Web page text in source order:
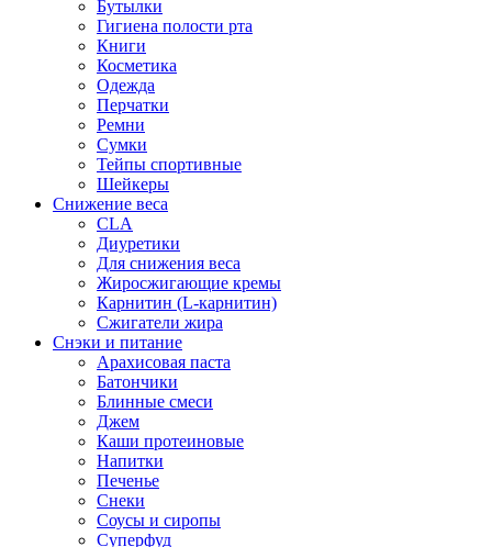
Бутылки
Гигиена полости рта
Книги
Косметика
Одежда
Перчатки
Ремни
Сумки
Тейпы спортивные
Шейкеры
Снижение веса
CLA
Диуретики
Для снижения веса
Жиросжигающие кремы
Карнитин (L-карнитин)
Сжигатели жира
Снэки и питание
Арахисовая паста
Батончики
Блинные смеси
Джем
Каши протеиновые
Напитки
Печенье
Снеки
Соусы и сиропы
Суперфуд